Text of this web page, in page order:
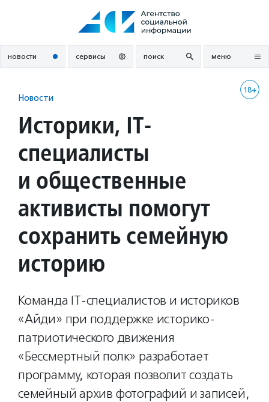
новости сервисы поиск меню
18+
Новости
Историки, IT-
специалисты
и общественные
активисты помогут
сохранить семейную
историю
Команда IT-специалистов и историков
«Айди» при поддержке историко-
патриотического движения
«Бессмертный полк» разработает
программу, которая позволит создать
семейный архив фотографий и записей,